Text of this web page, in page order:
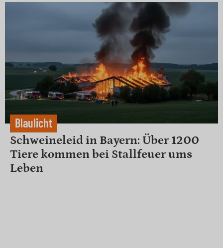
Blaulicht
Schweineleid in Bayern: Über 1200
Tiere kommen bei Stallfeuer ums
Leben